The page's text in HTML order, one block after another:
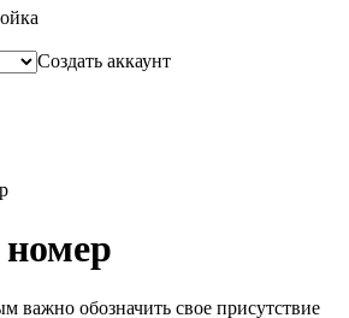
Создать аккаунт
номер
важно обозначить свое присутствие